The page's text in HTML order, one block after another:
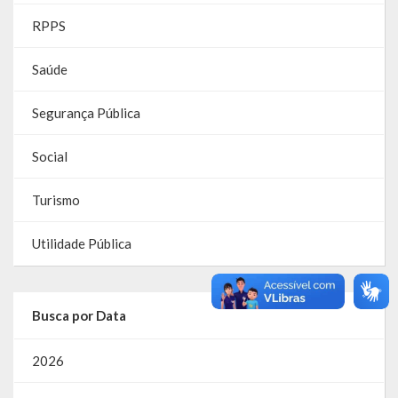
RREO
PPA
LOA
Apresentação
Portal da Transparência
RPPS
Saúde
Segurança Pública
Social
Turismo
Utilidade Pública
Busca por Data
2026